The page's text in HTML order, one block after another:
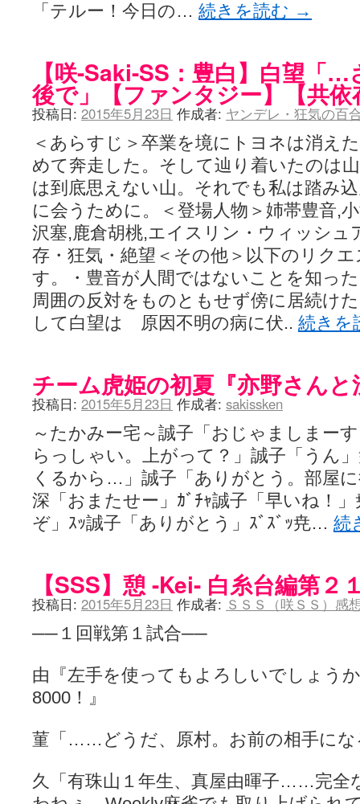
「テルー！今日の… 続きを読む →
【咲-Saki-SS：豊白】白望「
後で」【ファンタジー】【共依
投稿日: 2015年5月23日 作成者: ヤンデレ・狂気の百
＜あらすじ＞卒業を境にトヨネは消え
めて奔走した。そして辿り着いたのは
は到底思えない山。それでも私は踏み
に会うために。＜登場人物＞姉帯豊音,
沢塞,鹿倉胡桃,エイスリン・ウィッシュ
存・狂気・絶望＜その他＞以下のリク
す。・豊音が人間ではないことを知っ
周囲の反対をものともせず傍に居続け
して白望は 原因不明の病に伏.. 続きを
チーム虎姫の初夏『亦野さん
投稿日: 2015年5月23日 作成者: sakissken
～たかみー宅～誠子「おじゃましまー
らっしゃい。上がって？」誠子「うん
くるから…」誠子「ありがとう。部
深「おまたせー」ｶﾞﾁｬ誠子「早いね！
ぞ」ｽｯ誠子「ありがとう」ｽﾞｽﾞｯ尭… 続
【SSS】憩 -Kei- 白糸台編第２
投稿日: 2015年5月23日 作成者: ＳＳＳ（咲ＳＳ）感
──１回戦第１試合──
由『左手を使ってもよろしいでしょう
8000！』
菫「……どうだ、原村。お前の相手にな
久「有珠山１年生、真屋由暉子……完全